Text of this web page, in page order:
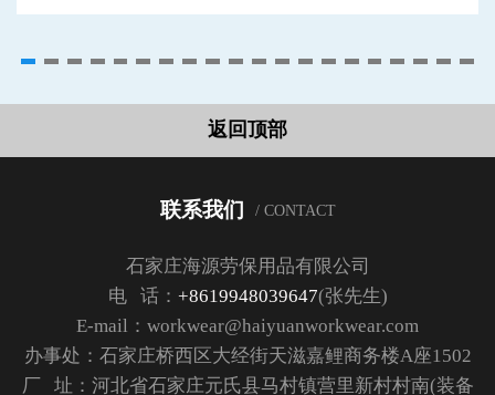
返回顶部
联系我们 / CONTACT
石家庄海源劳保用品有限公司
电 话： +8619948039647(张先生)
E-mail：workwear@haiyuanworkwear.com
办事处：石家庄桥西区大经街天滋嘉鲤商务楼A座1502
厂 址：河北省石家庄元氏县马村镇营里新村村南(装备